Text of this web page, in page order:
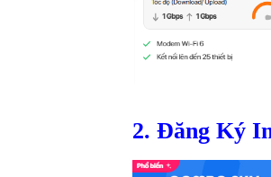
2. Đăng Ký